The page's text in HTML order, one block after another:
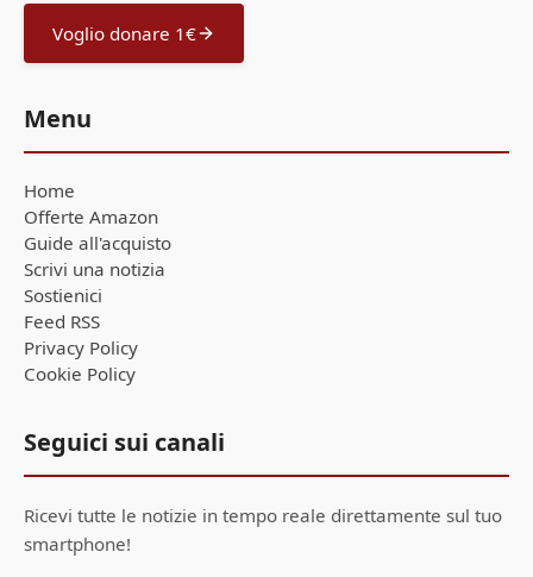
Voglio donare 1€
Menu
Home
Offerte Amazon
Guide all'acquisto
Scrivi una notizia
Sostienici
Feed RSS
Privacy Policy
Cookie Policy
Seguici sui canali
Ricevi tutte le notizie in tempo reale direttamente sul tuo
smartphone!